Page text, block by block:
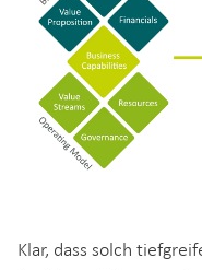
Klar, dass solch